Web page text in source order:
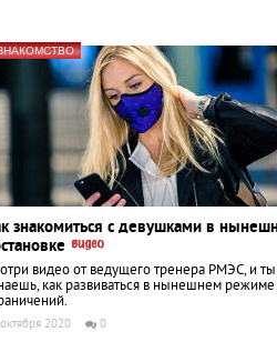
знакомиться с девушками в
видео от ведущего тренера РМЭС, и ты
как развиваться в нынешнем режиме
2020 0